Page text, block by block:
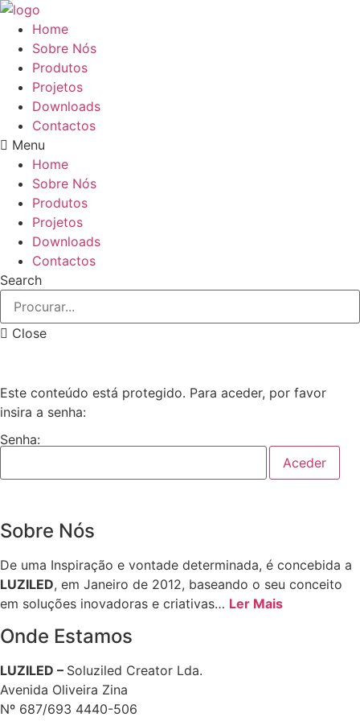
Pular
para
conteúdo
Home
Sobre Nós
Produtos
Projetos
Downloads
Contactos
Menu
Home
Sobre Nós
Produtos
Projetos
Downloads
Contactos
Search
Close
Este conteúdo está protegido. Para aceder, por favor
insira a senha:
Senha:
Sobre Nós
De uma Inspiração e vontade determinada, é concebida a
LUZILED, em Janeiro de 2012, baseando o seu conceito
em soluções inovadoras e criativas… Ler Mais
Onde Estamos
LUZILED – Soluziled Creator Lda.
Avenida Oliveira Zina
Nº 687/693 4440-506